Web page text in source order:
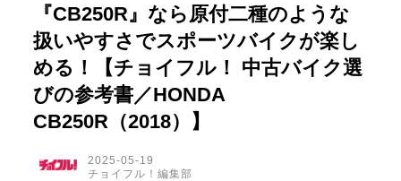
『CB250R』なら原付二種のような
扱いやすさでスポーツバイクが楽し
める！【チョイフル！ 中古バイク選
びの参考書／HONDA
CB250R（2018）】
2025-05-19
チョイフル！編集部